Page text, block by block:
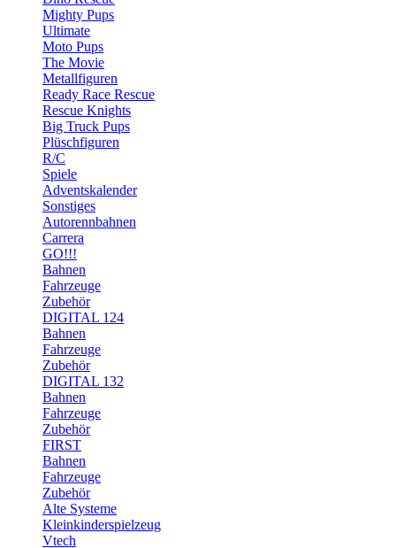
Mighty Pups
Ultimate
Moto Pups
The Movie
Metallfiguren
Ready Race Rescue
Rescue Knights
Big Truck Pups
Plüschfiguren
R/C
Spiele
Adventskalender
Sonstiges
Autorennbahnen
Carrera
GO!!!
Bahnen
Fahrzeuge
Zubehör
DIGITAL 124
Bahnen
Fahrzeuge
Zubehör
DIGITAL 132
Bahnen
Fahrzeuge
Zubehör
FIRST
Bahnen
Fahrzeuge
Zubehör
Alte Systeme
Kleinkinderspielzeug
Vtech